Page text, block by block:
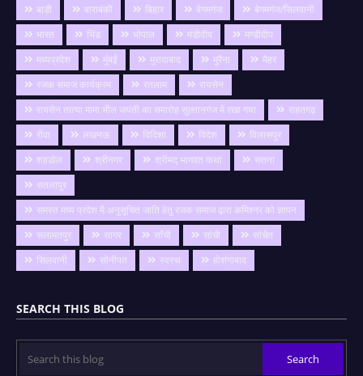
बाडी
बाराबंकी बिहार बेगमगंज
बेगमगंज/सिलवानी
भारत
भिंड भोपाल मंडीदीप
मण्डीदीप
मध्यप्रदेश
मुंबई मुरादाबाद मुरैना
मैहर
रजक समाज कार्यक्रम
रतलाम
रायसेन
रायसेन तात्या मामा भील जयंती का समारोह सुल्तानगंज में रखा गया
राहतगढ़
रीवा
लखनऊ विदिशा विदेश
विलासपुर
शहडोल
श्रीनगर श्रीमद् भागवत कथा
सतना
सतलापुर
समस्त मध्य प्रदेश मै अनुसूचित जाति हेतु रजक समाज द्वारा कमिश्नर को ज्ञापन
सलामतपुर
सागर साँची सांची
सांचेत
सिलवानी
सोनीपत स्वस्थ होशंगाबाद
SEARCH THIS BLOG